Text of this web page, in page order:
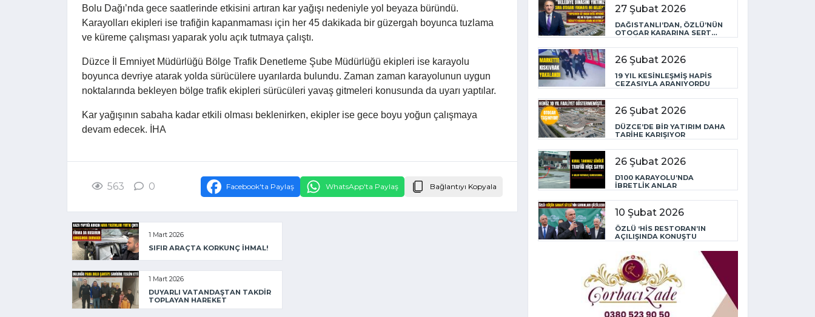
Bolu Dağı’nda gece saatlerinde etkisini artıran kar yağışı nedeniyle yol beyaza büründü.
Karayolları ekipleri ise trafiğin kapanmaması için her 45 dakikada bir güzergah boyunca tuzlama
ve küreme çalışması yaparak yolu açık tutmaya çalıştı.
Düzce İl Emniyet Müdürlüğü Bölge Trafik Denetleme Şube Müdürlüğü ekipleri ise karayolu
boyunca devriye atarak yolda sürücülere uyarılarda bulundu. Zaman zaman karayolunun uygun
noktalarında bekleyen bölge trafik ekipleri sürücüleri yavaş gitmeleri konusunda da uyarı yaptılar.
Kar yağışının sabaha kadar etkili olması beklenirken, ekipler ise gece boyu yoğun çalışmaya
devam edecek. İHA
563 0 Facebook'ta Paylaş WhatsApp'ta Paylaş Bağlantıyı Kopyala
1 Mart 2026
SIFIR ARAÇTA KORKUNÇ İHMAL!
1 Mart 2026
DUYARLI VATANDAŞTAN TAKDİR
TOPLAYAN HAREKET
27 Şubat 2026
DAĞISTANLI’DAN, ÖZLÜ’NÜN
OTOGAR KARARINA SERT
TEPKİ
26 Şubat 2026
19 YIL KESİNLEŞMİŞ HAPİS
CEZASIYLA ARANIYORDU
26 Şubat 2026
DÜZCE’DE BİR YATIRIM DAHA
TARİHE KARIŞIYOR
26 Şubat 2026
D100 KARAYOLU’NDA
İBRETLİK ANLAR
10 Şubat 2026
ÖZLÜ ‘HİS RESTORAN’IN
AÇILIŞINDA KONUŞTU